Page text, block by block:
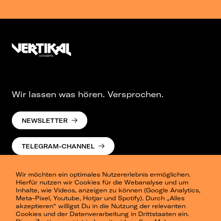
Wir möchten ein optimales Nutzererlebnis ermöglichen.
Hierfür nutzen wir Cookies für die Webanalyse und um
Inhalte, wie Videos, anzeigen zu können (Google Analytics,
Meta-Pixel, Youtube, Hotjar und Spotify). Durch „Alles
akzeptieren“ willigst Du in die Nutzung der relevanten
Cookies und der Datenverarbeitung in Drittstaaten ein.
Wir lassen was hören. Versprochen.
NEWSLETTER
TELEGRAM-CHANNEL
Presse